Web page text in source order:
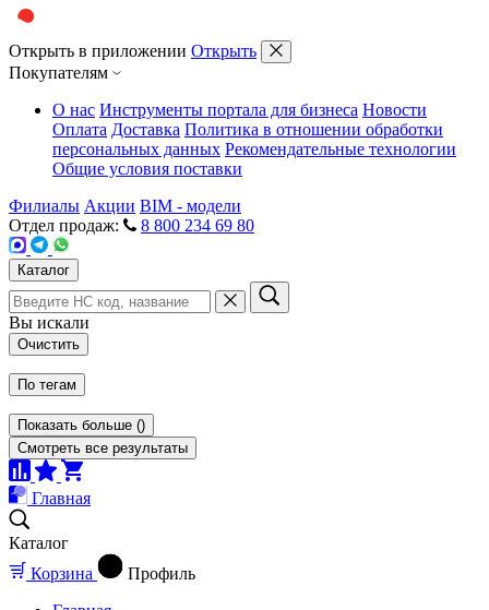
Открыть в приложении Открыть
Покупателям
О нас Инструменты портала для бизнеса Новости
Оплата Доставка Политика в отношении обработки
персональных данных Рекомендательные технологии
Общие условия поставки
Филиалы Акции BIM - модели
Отдел продаж:
8 800 234 69 80
Каталог
Вы искали
Очистить
По тегам
Показать больше ()
Смотреть все результаты
Главная
Каталог
Корзина
Профиль